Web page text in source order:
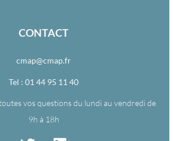
CONTACT
cmap@cmap.fr
Tel : 01 44 95 11 40
vos questions du lundi au vendredi de
9h à 18h